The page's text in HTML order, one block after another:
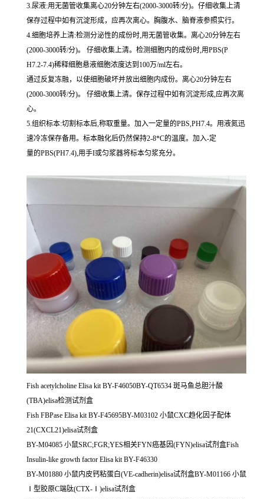
3.尿液:用无菌管收集离心20分钟左右(2000-3000转/分)。仔细收集上清
保存过程中如有沉淀形成，应再次离心。胸腹水、脑脊液参照实行。
4.细胞培养上清:检测分泌性的成份时,用无菌管收集。离心20分钟左右
(2000-3000转/分)。 仔细收集上清。检测细胞内的成份时,用PBS(P
H7.2-7.4)稀释细胞悬液细胞浓度达到100万/ml左右。
通过反复冻融，以使细胞破坏并放出细胞内成份。离心20分钟左右
(2000-3000转/分)。 仔细收集上清。保存过程中如有沉淀形成,应再次离
心。
5.组织标本:切割标本后,称取重量。加入一定量的PBS,PH7.4。用液氮迅
速冷冻保存备用。标本融化后仍然保持2-8*C的温度。加入-定
量的PBS(PH7.4),用手I或匀浆器将标本匀浆充分。
Fish acetylcholine Elisa kit BY-F46050BY-QT6534 斑马鱼总胆汁酸
(TBA)elisa检测试剂盒
Fish FBPase Elisa kit BY-F45695BY-M03102 小鼠CXC趋化因子配体
21(CXCL21)elisa试剂盒
BY-M04085 小鼠SRC;FGR;YES相关FYN癌基因(FYN)elisa试剂盒Fish
Insulin-like growth factor Elisa kit BY-F46330
BY-M01880 小鼠内皮钙粘蛋白(VE-cadherin)elisa试剂盒BY-M01166 小鼠
Ⅰ型胶原C端肽(CTX-Ⅰ)elisa试剂盒